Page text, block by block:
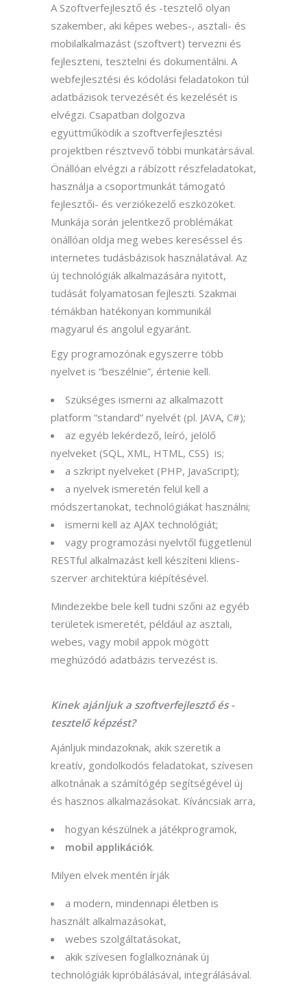
A Szoftverfejlesztő és -tesztelő olyan
szakember, aki képes webes-, asztali- és
mobilalkalmazást (szoftvert) tervezni és
fejleszteni, tesztelni és dokumentálni. A
webfejlesztési és kódolási feladatokon túl
adatbázisok tervezését és kezelését is
elvégzi. Csapatban dolgozva
együttműködik a szoftverfejlesztési
projektben résztvevő többi munkatársával.
Önállóan elvégzi a rábízott részfeladatokat,
használja a csoportmunkát támogató
fejlesztői- és verziókezelő eszközöket.
Munkája során jelentkező problémákat
önállóan oldja meg webes kereséssel és
internetes tudásbázisok használatával. Az
új technológiák alkalmazására nyitott,
tudását folyamatosan fejleszti. Szakmai
témákban hatékonyan kommunikál
magyarul és angolul egyaránt.
Egy programozónak egyszerre több
nyelvet is “beszélnie”, értenie kell.
Szükséges ismerni az alkalmazott
platform “standard” nyelvét (pl. JAVA, C#);
az egyéb lekérdező, leíró, jelölő
nyelveket (SQL, XML, HTML, CSS) is;
a szkript nyelveket (PHP, JavaScript);
a nyelvek ismeretén felül kell a
módszertanokat, technológiákat használni;
ismerni kell az AJAX technológiát;
vagy programozási nyelvtől függetlenül
RESTful alkalmazást kell készíteni kliens-
szerver architektúra kiépítésével.
Mindezekbe bele kell tudni szőni az egyéb
területek ismeretét, például az asztali,
webes, vagy mobil appok mögött
meghúzódó adatbázis tervezést is.
Kinek ajánljuk a szoftverfejlesztő és -
tesztelő képzést?
Ajánljuk mindazoknak, akik szeretik a
kreatív, gondolkodós feladatokat, szívesen
alkotnának a számítógép segítségével új
és hasznos alkalmazásokat. Kíváncsiak arra,
hogyan készülnek a játékprogramok,
mobil applikációk.
Milyen elvek mentén írják
a modern, mindennapi életben is
használt alkalmazásokat,
webes szolgáltatásokat,
akik szívesen foglalkoznának új
technológiák kipróbálásával, integrálásával.